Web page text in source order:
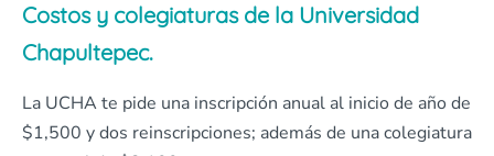
Costos y colegiaturas de la Universidad
Chapultepec.
La UCHA te pide una inscripción anual al inicio de año de
$1,500 y dos reinscripciones; además de una colegiatura